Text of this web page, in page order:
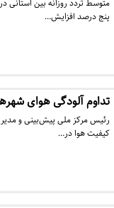
پنج درصد افزایش…
تداوم آلودگی هوای
رئیس مرکز ملی پیش‌بینی و
کیفیت هوا در…